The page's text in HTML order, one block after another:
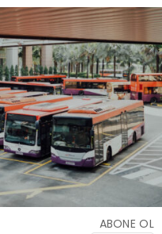
ABONE OL